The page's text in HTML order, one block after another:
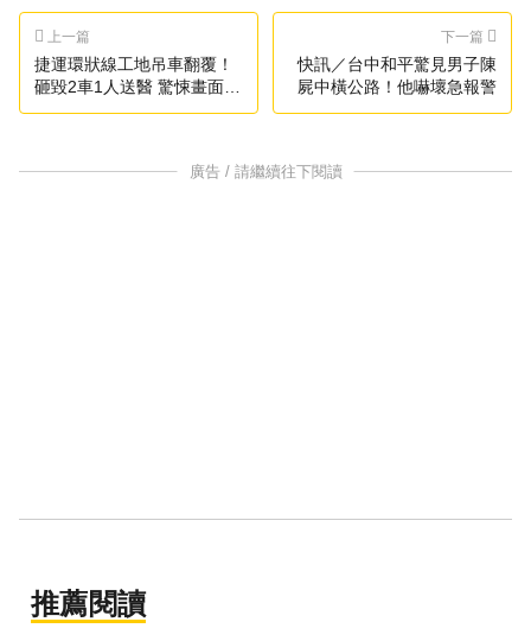
上一篇
捷運環狀線工地吊車翻覆！
砸毀2車1人送醫 驚悚畫面曝
光
下一篇
快訊／台中和平驚見男子陳
屍中橫公路！他嚇壞急報警
廣告 / 請繼續往下閱讀
推薦閱讀